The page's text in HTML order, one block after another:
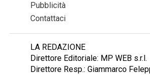
Pubblicità
Contattaci
LA REDAZIONE
Direttore Editoriale: MP WEB s.r.l.
Direttore Resp.: Giammarco